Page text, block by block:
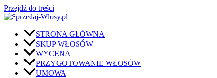
Przejdź do treści
STRONA GŁÓWNA
SKUP WŁOSÓW
WYCENA
PRZYGOTOWANIE WŁOSÓW
UMOWA